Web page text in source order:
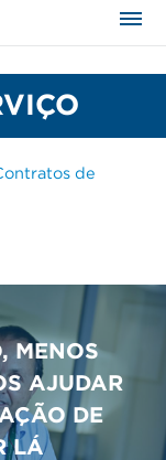
de
MENOS
AJUDAR
DE
LÁ